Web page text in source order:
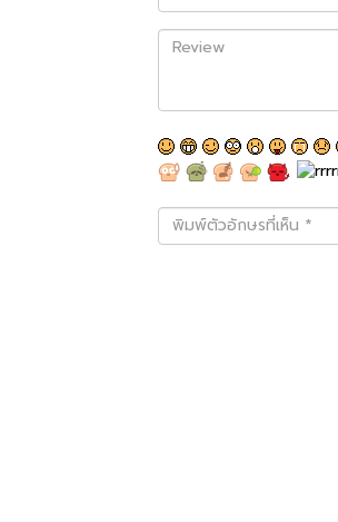
Review
พิมพ์
ตัว